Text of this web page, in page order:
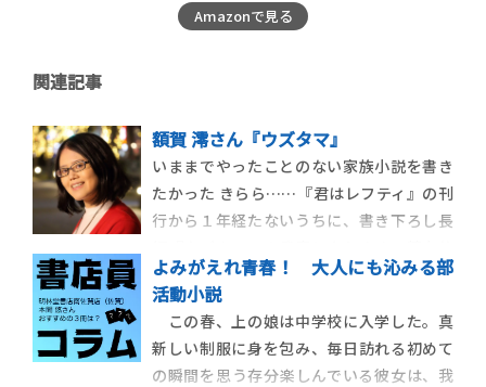
Amazonで見る
関連記事
額賀 澪さん『ウズタマ』
いままでやったことのない家族小説を書き
たかった きらら……『君はレフティ』の刊
行から１年経たないうちに、書き下ろし長
な、お仕事ぶりです。 額賀……いえいえ。
かなり頑張って書いていたつもりですが、
私としては、それほど新作は出せなかった
なという印象があります。頑張っ […]
よみがえれ青春！ 大人にも沁みる部
活動小説
この春、上の娘は中学校に入学した。真
新しい制服に身を包み、毎日訪れる初めて
の瞬間を思う存分楽しんでいる彼女は、我